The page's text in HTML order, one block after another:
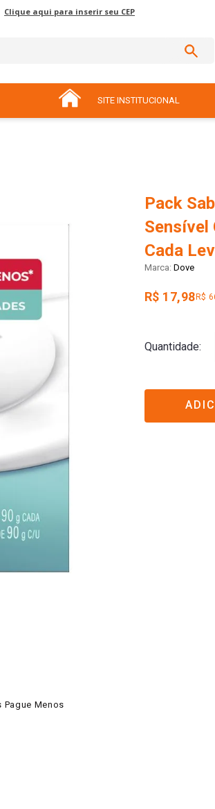
Clique aqui para inserir seu CEP
SITE INSTITUCIONAL
Pack
Sensível
Cada
Dove
R$ 17,98R$
Quantidade
Pague Menos